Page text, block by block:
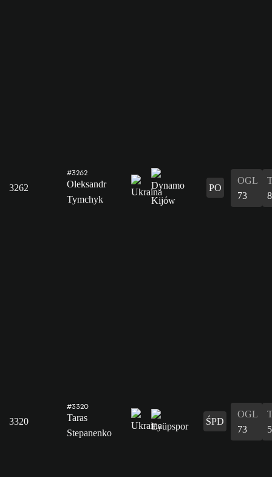
3262
#3262
Oleksandr
Tymchyk
PO
OGL
73
3320
#3320
Taras
Stepanenko
ŚPD
OGL
73